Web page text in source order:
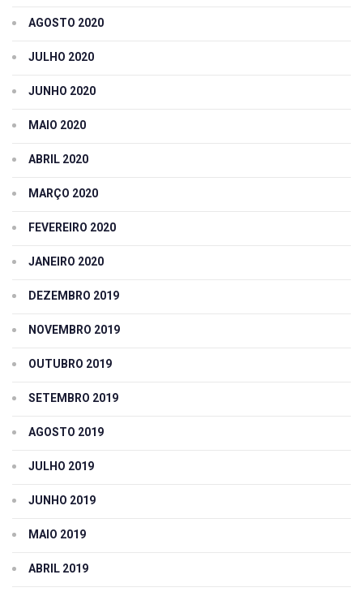
AGOSTO 2020
JULHO 2020
JUNHO 2020
MAIO 2020
ABRIL 2020
MARÇO 2020
FEVEREIRO 2020
JANEIRO 2020
DEZEMBRO 2019
NOVEMBRO 2019
OUTUBRO 2019
SETEMBRO 2019
AGOSTO 2019
JULHO 2019
JUNHO 2019
MAIO 2019
ABRIL 2019